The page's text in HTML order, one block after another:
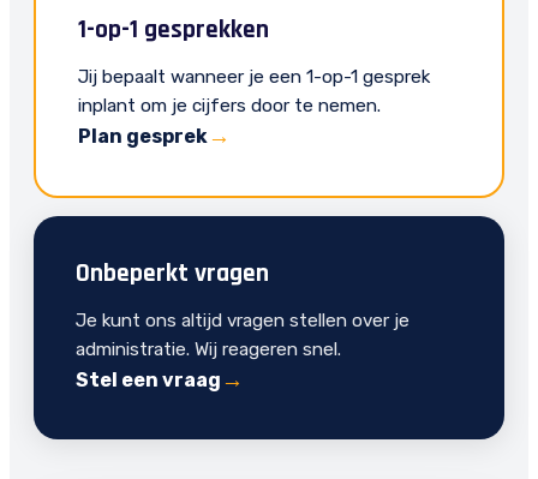
1-op-1 gesprekken
Jij bepaalt wanneer je een 1-op-1 gesprek
inplant om je cijfers door te nemen.
Plan gesprek
Onbeperkt vragen
Je kunt ons altijd vragen stellen over je
administratie. Wij reageren snel.
Stel een vraag